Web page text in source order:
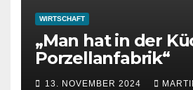
WIRTSCHAFT
„Man hat in der
Porzellanfabrik“
13. NOVEMBER 2024